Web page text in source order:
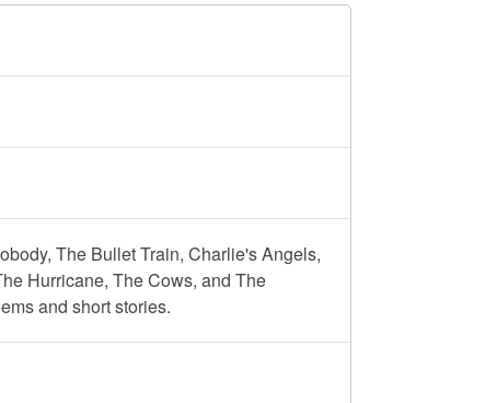
The Bullet Train, Charlie's Angels,
Hurricane, The Cows, and The
and short stories.